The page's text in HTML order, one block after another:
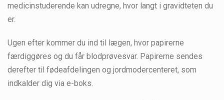
medicinstuderende kan udregne, hvor langt i gravidteten du
er.
Ugen efter kommer du ind til lægen, hvor papirerne
færdiggøres og du får blodprøvesvar. Papirerne sendes
derefter til fødeafdelingen og jordmodercenteret, som
indkalder dig via e-boks.